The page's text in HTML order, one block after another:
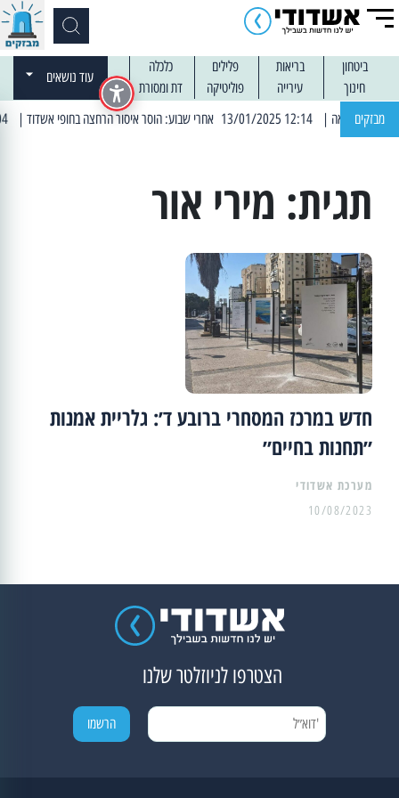
ביטחון בריאות פלילים
כלכלה
חינוך
עירייה פוליטיקה דת ומסורת
עוד נושאים
מבזקים | 12:14 13/01/2025 אחרי שבוע: הוסר איסור הרחצה בחופי אשדוד | 13:04 14/01/2025 עובדים בלילות: עבודות קרצוף וריבוד אספלט
תגית: מירי אור
חדש במרכז המסחרי ברובע ד׳: גלריית אמנות
״תחנות בחיים״
מערכת אשדודי
10/08/2023
הצטרפו לניוזלטר שלנו